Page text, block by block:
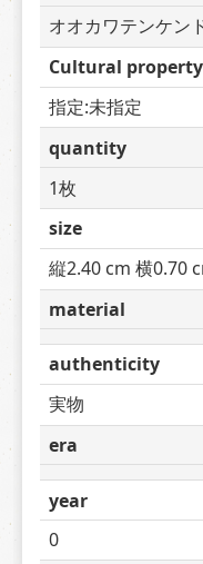
オオカワテンケン
Cultural property
指定:未指定
quantity
1枚
size
縦2.40 cm 横0.70
material
authenticity
実物
era
year
0